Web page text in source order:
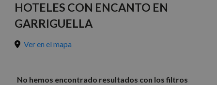
HOTELES CON ENCANTO EN
GARRIGUELLA
Ver en el mapa
No hemos encontrado resultados con los filtros